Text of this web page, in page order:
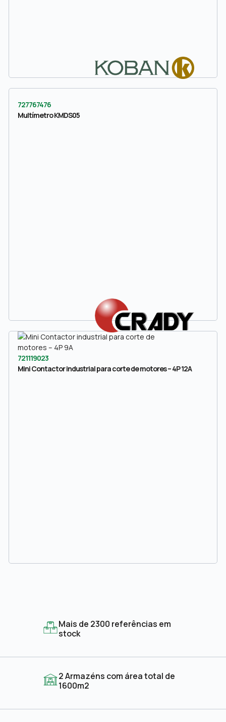
727767476
Multímetro KMDS05
721119023
Mini Contactor industrial para corte de motores – 4P 12A
Mais de 2300 referências em
stock
2 Armazéns com área total de
1600m2